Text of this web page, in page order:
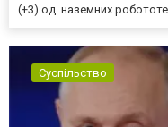
(+3) од. наземних
Суспільство